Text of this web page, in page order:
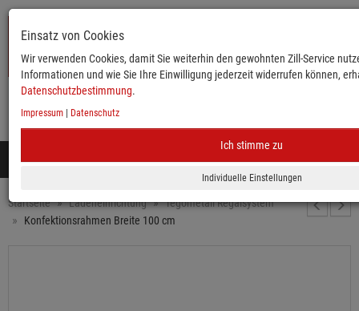
Toggle
Startseite Ladeneinrichtung
Tegometall Regalsystem
Konfektionsrahmen Breite 100 cm
Einsatz von Cookies
Wir verwenden Cookies, damit Sie weiterhin den gewohnten Zill-Service
Informationen und wie Sie Ihre Einwilligung jederzeit widerrufen können,
Datenschutzbestimmung.
Impressum Datenschutz
Ich stimme zu